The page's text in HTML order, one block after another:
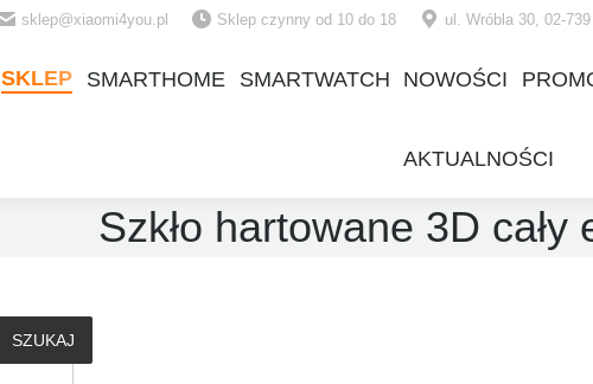
sklep@xiaomi4you.pl Sklep czynny od 10 do 18 ul. Wróbla 30, 02-
SKLEP SMARTHOME SMARTWATCH NOWOŚCI
AKTUALNOŚCI
Szkło hartowane 3D
SZUKAJ